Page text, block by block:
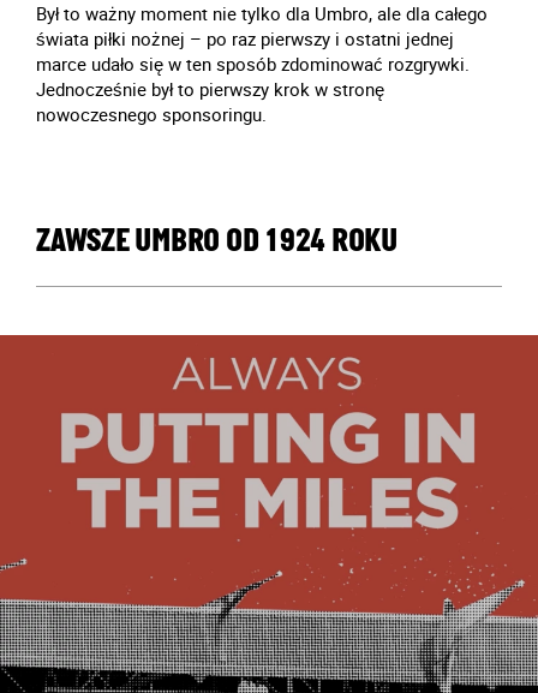
Był to ważny moment nie tylko dla Umbro, ale dla całego
świata piłki nożnej – po raz pierwszy i ostatni jednej
marce udało się w ten sposób zdominować rozgrywki.
Jednocześnie był to pierwszy krok w stronę
nowoczesnego sponsoringu.
ZAWSZE UMBRO OD 1924 ROKU